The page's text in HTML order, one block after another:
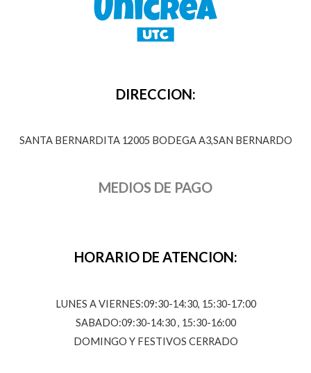
DIRECCION:
SANTA BERNARDITA 12005 BODEGA A3,SAN BERNARDO
MEDIOS DE PAGO
HORARIO DE ATENCION:
LUNES A VIERNES:09:30-14:30, 15:30-17:00
SABADO:09:30-14:30 , 15:30-16:00
DOMINGO Y FESTIVOS CERRADO